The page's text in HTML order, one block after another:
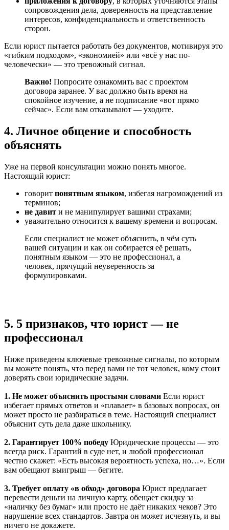
сопровождения дела, доверенность на представление
интересов, конфиденциальность и ответственность
сторон.
Если юрист пытается работать без документов, мотивируя это
«гибким подходом», «экономией» или «всё у нас по-
человечески» — это тревожный сигнал.
Важно! Попросите ознакомить вас с проектом
договора заранее. У вас должно быть время на
спокойное изучение, а не подписание «вот прямо
сейчас». Если вам отказывают — уходите.
4. Личное общение и способность
объяснять
Уже на первой консультации можно понять многое.
Настоящий юрист:
говорит понятным языком, избегая нагромождений из
терминов;
не давит и не манипулирует вашими страхами;
уважительно относится к вашему времени и вопросам.
Если специалист не может объяснить, в чём суть
вашей ситуации и как он собирается её решать,
понятным языком — это не профессионал, а
человек, прячущий неуверенность за
формулировками.
5. 5 признаков, что юрист — не
профессионал
Ниже приведены ключевые тревожные сигналы, по которым
вы можете понять, что перед вами не тот человек, кому стоит
доверять свои юридические задачи.
1. Не может объяснить простыми словами Если юрист
избегает прямых ответов и «плавает» в базовых вопросах, он
может просто не разбираться в теме. Настоящий специалист
объяснит суть дела даже школьнику.
2. Гарантирует 100% победу Юридические процессы — это
всегда риск. Гарантий в суде нет, и любой профессионал
честно скажет: «Есть высокая вероятность успеха, но…». Если
вам обещают выигрыш — бегите.
3. Требует оплату «в обход» договора Юрист предлагает
перевести деньги на личную карту, обещает скидку за
«наличку без бумаг» или просто не даёт никаких чеков? Это
нарушение всех стандартов. Завтра он может исчезнуть, и вы
ничего не докажете.